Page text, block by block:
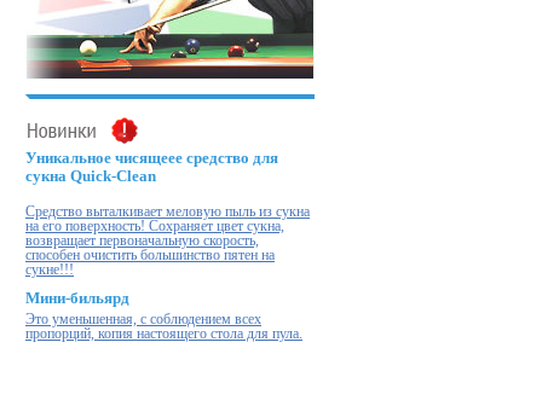
Уникальное чисящеее средство для
сукна Quick-Clean
Cредство выталкивает меловую пыль из сукна
на его поверхность! Cохраняет цвет сукна,
возвращает первоначальную скорость,
способен очистить большинство пятен на
сукне!!!
Мини-бильярд
Это уменьшенная, с соблюдением всех
пропорций, копия настоящего стола для пула.